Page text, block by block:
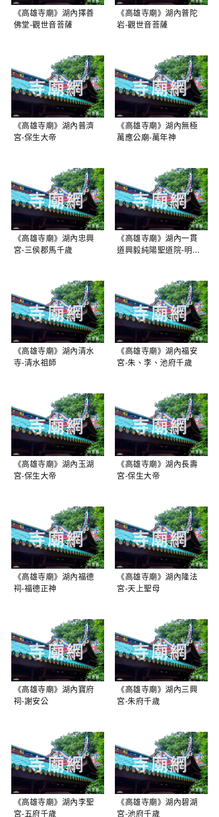
《高雄寺廟》湖內擇善
佛堂-觀世音菩薩
《高雄寺廟》湖內普陀
岩-觀世音菩薩
《高雄寺廟》湖內普濟
宮-保生大帝
《高雄寺廟》湖內無極
萬應公廟-萬年神
《高雄寺廟》湖內忠興
宮-三侯郡馬千歲
《高雄寺廟》湖內一貫
道興毅純陽聖道院-明明
《高雄寺廟》湖內清水
寺-清水祖師
《高雄寺廟》湖內福安
宮-朱、李、池府千歲
《高雄寺廟》湖內玉湖
宮-保生大帝
《高雄寺廟》湖內長壽
宮-保生大帝
《高雄寺廟》湖內福德
祠-福德正神
《高雄寺廟》湖內隆法
宮-天上聖母
《高雄寺廟》湖內寶府
祠-謝安公
《高雄寺廟》湖內三興
宮-朱府千歲
《高雄寺廟》湖內李聖
宮-五府千歲
《高雄寺廟》湖內碧湖
宮-池府千歲